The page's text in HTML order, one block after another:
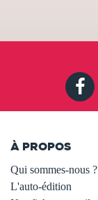
À PROPOS
Qui sommes-nous ?
L'auto-édition